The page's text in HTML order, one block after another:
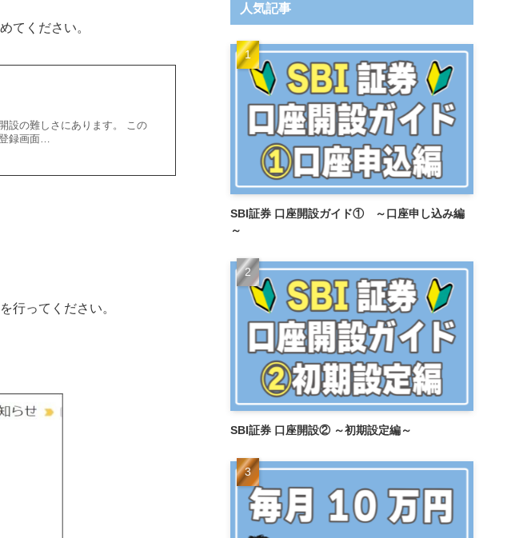
てください。
設の難しさにあります。 この
録画面…
行ってください。
人気記事
SBI証券 口座開設ガイド① ～口座申し込み編
～
SBI証券 口座開設② ～初期設定編～